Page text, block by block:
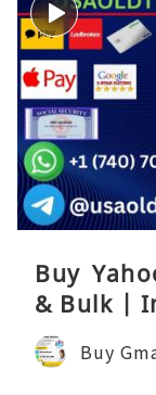
Buy
& Bulk |
Buy